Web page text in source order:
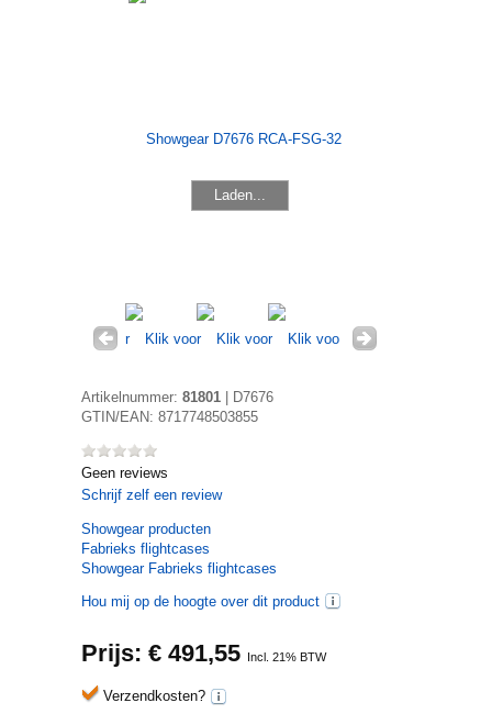
Laden...
Artikelnummer: 81801
D7676
GTIN/EAN: 8717748503855
Geen reviews
Schrijf zelf een review
Showgearproducten
Fabrieks flightcases
Showgear Fabrieks flightcases
Hou mij op de hoogte over dit product
Prijs: € 491,55 Incl. 21% BTW
Verzendkosten?